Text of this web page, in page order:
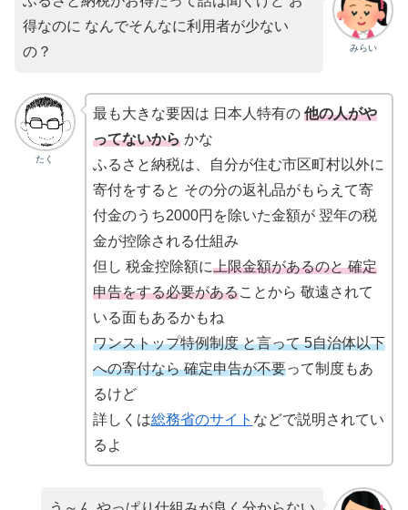
みらい
得なのに なんでそんなに利用者が少ない
の？
たく
最も大きな要因は 日本人特有の 他の人がや
ってないからかな
ふるさと納税は、自分が住む市区町村以外に
寄付をすると その分の返礼品がもらえて寄
付金のうち2000円を除いた金額が 翌年の税
金が控除される仕組み
但し 税金控除額に上限金額があるのと 確定
申告をする必要があることから 敬遠されて
いる面もあるかもね
ワンストップ特例制度 と言って 5自治体以下
への寄付なら 確定申告が不要って制度もあ
るけど
詳しくは総務省のサイト などで説明されてい
るよ